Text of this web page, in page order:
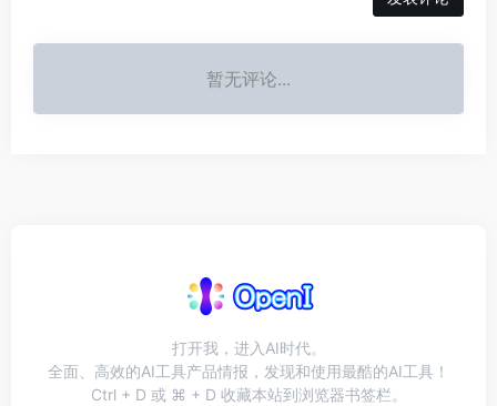
暂无评论...
打开我，进入AI时代。
全面、高效的AI工具产品情报，发现和使用最酷的AI工具！
Ctrl + D 或 ⌘ + D 收藏本站到浏览器书签栏。